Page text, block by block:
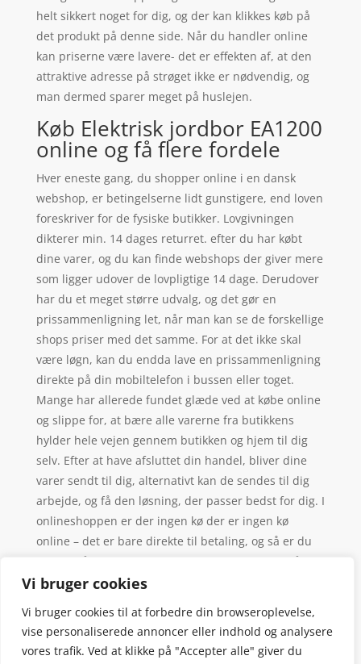
Vi bruger cookies
Vi bruger cookies til at forbedre din browseroplevelse,
vise personaliserede annoncer eller indhold og analysere
vores trafik. Ved at klikke på "Accepter alle" giver du
helt sikkert noget for dig, og der kan klikkes køb på
det produkt på denne side. Når du handler online
kan priserne være lavere- det er effekten af, at den
attraktive adresse på strøget ikke er nødvendig, og
man dermed sparer meget på huslejen.
Køb Elektrisk jordbor EA1200
online og få flere fordele
Hver eneste gang, du shopper online i en dansk
webshop, er betingelserne lidt gunstigere, end loven
foreskriver for de fysiske butikker. Lovgivningen
dikterer min. 14 dages returret. efter du har købt
dine varer, og du kan finde webshops der giver mere
som ligger udover de lovpligtige 14 dage. Derudover
har du et meget større udvalg, og det gør en
prissammenligning let, når man kan se de forskellige
shops priser med det samme. For at det ikke skal
være løgn, kan du endda lave en prissammenligning
direkte på din mobiltelefon i bussen eller toget.
Mange har allerede fundet glæde ved at købe online
og slippe for, at bære alle varerne fra butikkens
hylder hele vejen gennem butikken og hjem til dig
selv. Efter at have afsluttet din handel, bliver dine
varer sendt til dig, alternativt kan de sendes til dig
arbejde, og få den løsning, der passer bedst for dig. I
onlineshoppen er der ingen kø der er ingen kø
online – det er bare direkte til betaling, og så er du
videre, så er det aldrig mere ubehaget ved at stå alt
for tæt i en kø til kassen.